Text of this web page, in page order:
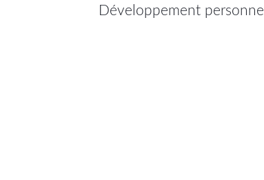
Développement personnel